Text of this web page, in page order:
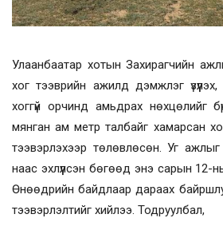
Улаанбаатар хотын Захирагчийн
хог тээврийн ажилд дэмжлэг үзүүлэх,
хоггүй орчинд амьдрах нөхцөлийг
мянган ам метр талбайг хамарсан
тээвэрлэхээр төлөвлөсөн. Уг
наас эхлүүлсэн бөгөөд энэ сарын 12-
Өнөөдрийн байдлаар дараах
тээвэрлэлтийг хийлээ. Тодруулбал,